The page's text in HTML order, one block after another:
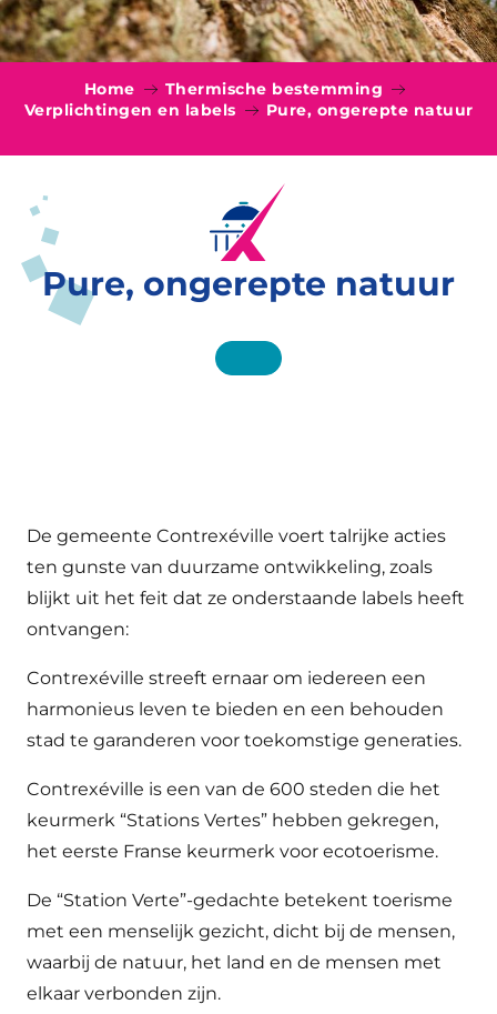
Home
Thermische bestemming
Verplichtingen en labels
Pure, ongerepte natuur
Pure, ongerepte natuur
De gemeente Contrexéville voert talrijke acties
ten gunste van duurzame ontwikkeling, zoals
blijkt uit het feit dat ze onderstaande labels heeft
ontvangen:
Contrexéville streeft ernaar om iedereen een
harmonieus leven te bieden en een behouden
stad te garanderen voor toekomstige generaties.
Contrexéville is een van de 600 steden die het
keurmerk “Stations Vertes” hebben gekregen,
het eerste Franse keurmerk voor ecotoerisme.
De “Station Verte”-gedachte betekent toerisme
met een menselijk gezicht, dicht bij de mensen,
waarbij de natuur, het land en de mensen met
elkaar verbonden zijn.